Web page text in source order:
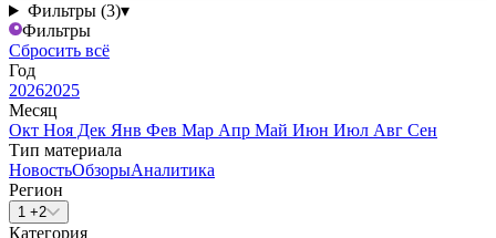
Фильтры (3)▾
Фильтры
Сбросить всё
Год
20262025
Месяц
Окт Ноя Дек Янв Фев Мар Апр Май Июн Июл Авг Сен
Тип материала
НовостьОбзорыАналитика
Регион
1 +2
Категория